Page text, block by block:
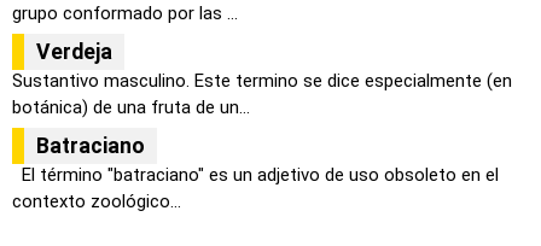
grupo conformado por las ...
Verdeja
Sustantivo masculino. Este termino se dice especialmente (en
botánica) de una fruta de un...
Batraciano
El término "batraciano" es un adjetivo de uso obsoleto en el
contexto zoológico...